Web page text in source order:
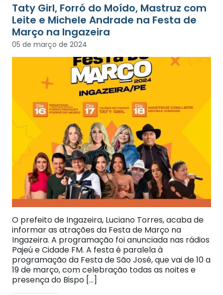
Taty Girl, Forró do Moído, Mastruz com
Leite e Michele Andrade na Festa de
Março na Ingazeira
05 de março de 2024
O prefeito de Ingazeira, Luciano Torres, acaba de
informar as atrações da Festa de Março na
Ingazeira. A programação foi anunciada nas rádios
Pajeú e Cidade FM. A festa é paralela à
programação da Festa de São José, que vai de 10 a
19 de março, com celebração todas as noites e
presença do Bispo […]